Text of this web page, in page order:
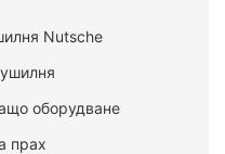
Nutsche
оборудване
прах